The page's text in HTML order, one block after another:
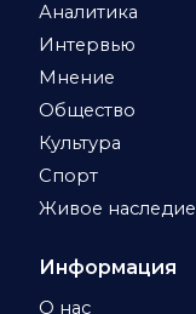
Аналитика
Интервью
Мнение
Общество
Культура
Спорт
Живое наследие
Информация
О нас